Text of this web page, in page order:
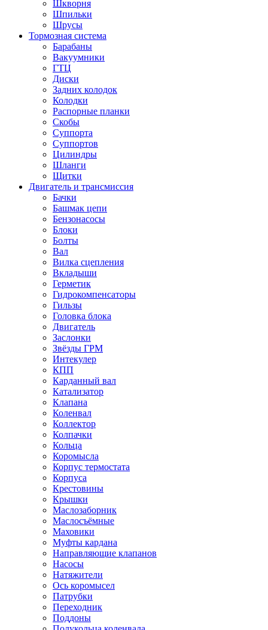
Шкворня
Шпильки
Шрусы
Тормозная система
Барабаны
Вакуумники
ГТЦ
Диски
Задних колодок
Колодки
Распорные планки
Скобы
Суппорта
Суппортов
Цилиндры
Шланги
Щитки
Двигатель и трансмиссия
Бачки
Башмак цепи
Бензонасосы
Блоки
Болты
Вал
Вилка сцепления
Вкладыши
Герметик
Гидрокомпенсаторы
Гильзы
Головка блока
Двигатель
Заслонки
Звёзды ГРМ
Интекулер
КПП
Карданный вал
Катализатор
Клапана
Коленвал
Коллектор
Колпачки
Кольца
Коромысла
Корпус термостата
Корпуса
Крестовины
Крышки
Маслозаборник
Маслосъёмные
Маховики
Муфты кардана
Направляющие клапанов
Насосы
Натяжители
Ось коромысел
Патрубки
Переходник
Поддоны